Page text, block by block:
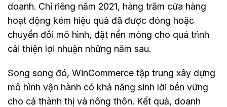
doanh. Chỉ riêng năm 2021, hàng trăm cửa hàng
hoạt động kém hiệu quả đã được đóng hoặc
chuyển đổi mô hình, đặt nền móng cho quá trình
cải thiện lợi nhuận những năm sau.
Song song đó, WinCommerce tập trung xây dựng
mô hình vận hành có khả năng sinh lời bền vững
cho cả thành thị và nông thôn. Kết quả, doanh